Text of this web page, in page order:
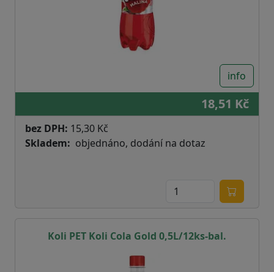
info
18,51 Kč
bez DPH: 15,30 Kč
Skladem
objednáno, dodání na dotaz
Koli PET Koli Cola Gold 0,5L/12ks-bal.